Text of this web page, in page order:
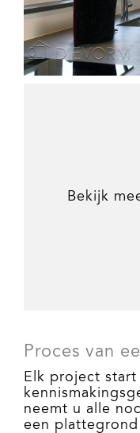
Proces van
Elk project start
neemt u alle
een
Bekijk